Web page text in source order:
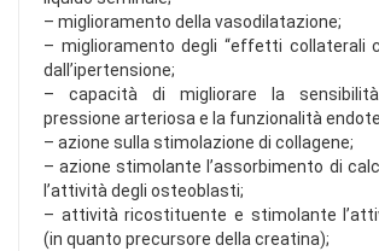
– miglioramento della vasodilatazione;
– miglioramento degli “effetti collaterali
dall’ipertensione;
– capacità di migliorare la
pressione arteriosa e la funzionalità
– azione sulla stimolazione di collagene;
– azione stimolante l’assorbimento di
l’attività degli osteoblasti;
– attività ricostituente e stimolante
(in quanto precursore della creatina);